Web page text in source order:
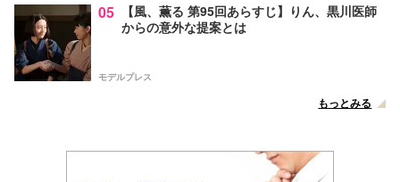
05
【風、薫る 第95回あらすじ】りん、黒川医師
からの意外な提案とは
モデルプレス
もっとみる